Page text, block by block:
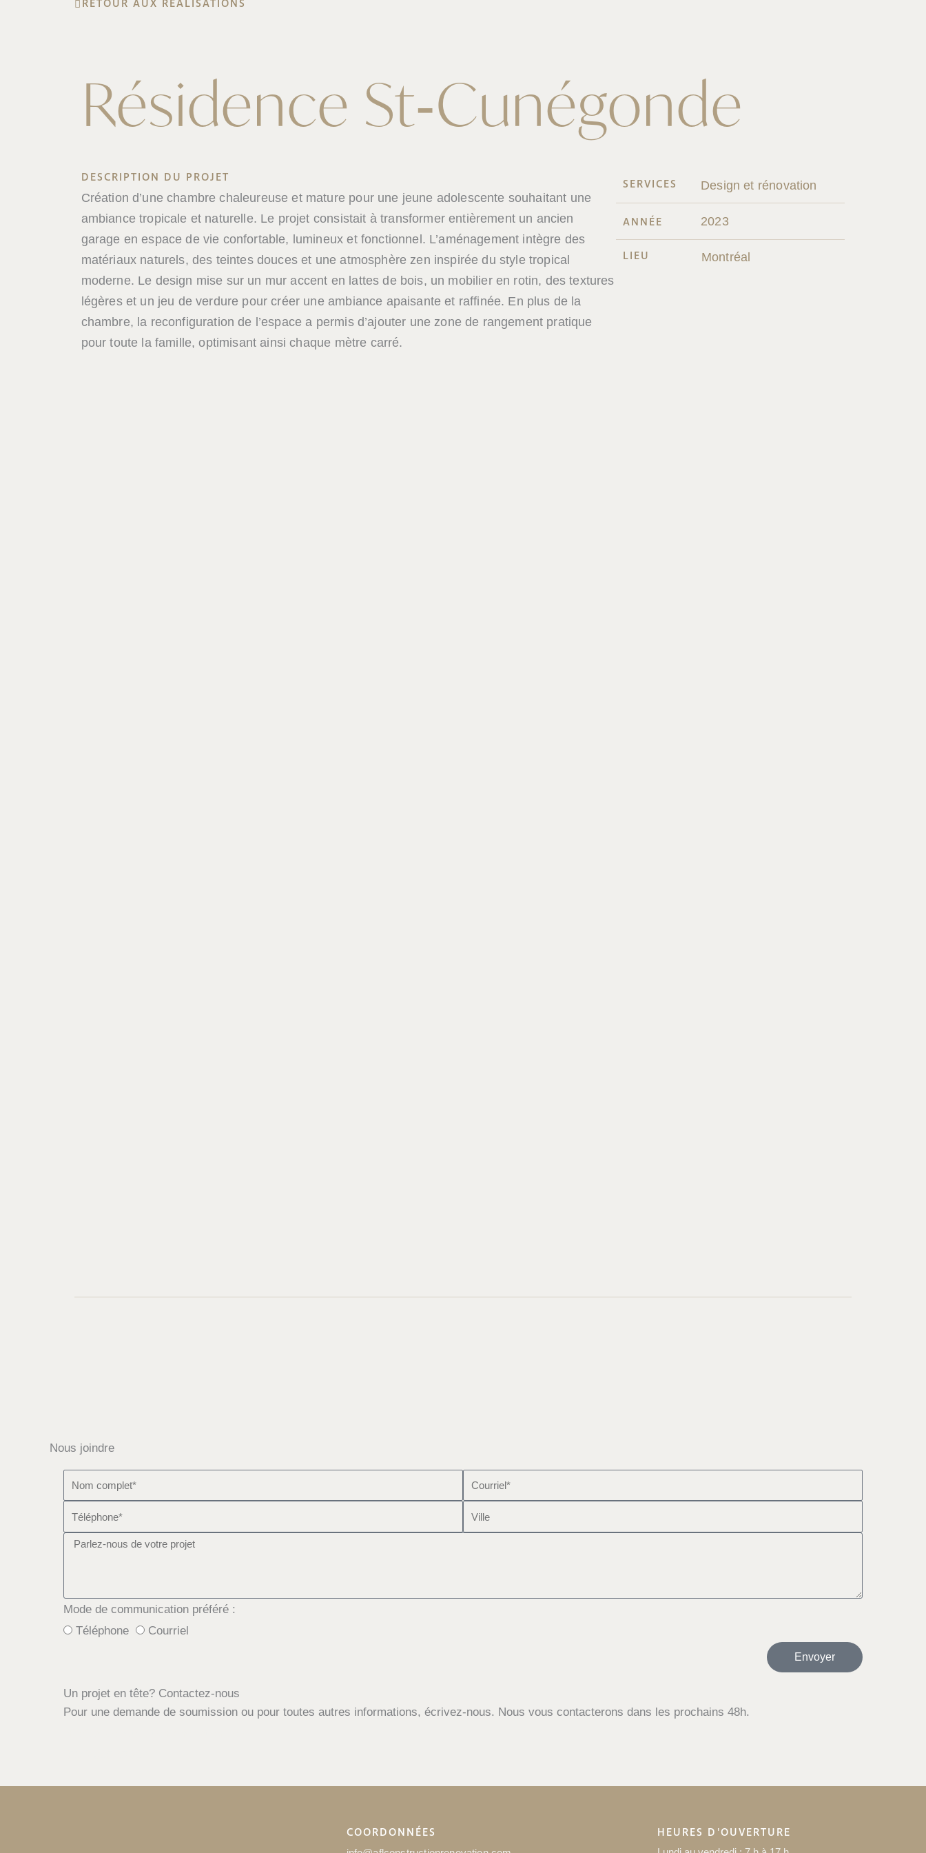
RETOUR AUX RÉALISATIONS
Résidence St‑Cunégonde
DESCRIPTION DU PROJET
Création d’une chambre chaleureuse et mature pour une jeune adolescente souhaitant une
ambiance tropicale et naturelle. Le projet consistait à transformer entièrement un ancien
garage en espace de vie confortable, lumineux et fonctionnel. L’aménagement intègre des
matériaux naturels, des teintes douces et une atmosphère zen inspirée du style tropical
moderne. Le design mise sur un mur accent en lattes de bois, un mobilier en rotin, des textures
légères et un jeu de verdure pour créer une ambiance apaisante et raffinée. En plus de la
chambre, la reconfiguration de l’espace a permis d’ajouter une zone de rangement pratique
pour toute la famille, optimisant ainsi chaque mètre carré.
SERVICES Design et rénovation
ANNÉE 2023
LIEU Montréal
Nous joindre
Mode de communication préféré :
Téléphone
Courriel
Envoyer
Un projet en tête? Contactez-nous
Pour une demande de soumission ou pour toutes autres informations, écrivez-nous. Nous vous contacterons dans les prochains 48h.
COORDONNÉES HEURES D'OUVERTURE